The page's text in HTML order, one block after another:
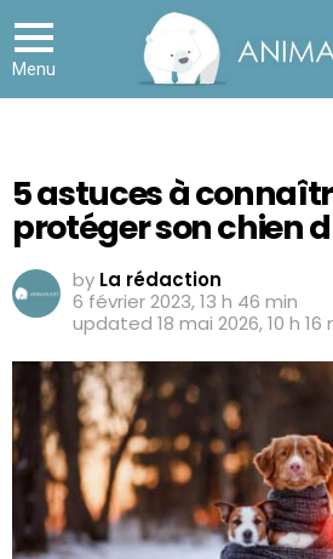
Menu
5 astuces à
protéger son chien
by La rédaction
6 février 2023, 13 h 46 min
updated 18 mai 2026, 10 h 16